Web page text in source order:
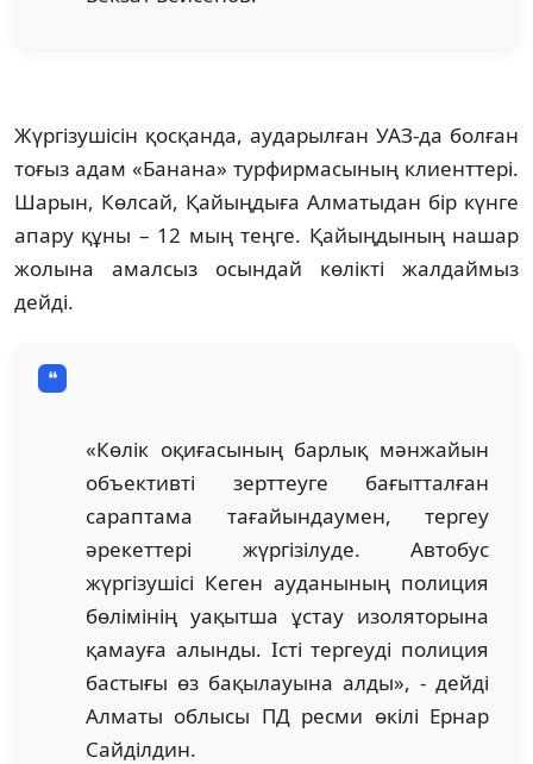
Жүргізушісін қосқанда, аударылған УАЗ-да болған
тоғыз адам «Банана» турфирмасының клиенттері.
Шарын, Көлсай, Қайыңдыға Алматыдан бір күнге
апару құны – 12 мың теңге. Қайыңдының нашар
жолына амалсыз осындай көлікті жалдаймыз
дейді.
«Көлік оқиғасының барлық мәнжайын
объективті зерттеуге бағытталған
сараптама тағайындаумен, тергеу
әрекеттері жүргізілуде. Автобус
жүргізушісі Кеген ауданының полиция
бөлімінің уақытша ұстау изоляторына
қамауға алынды. Істі тергеуді полиция
бастығы өз бақылауына алды», - дейді
Алматы облысы ПД ресми өкілі Ернар
Сайділдин.